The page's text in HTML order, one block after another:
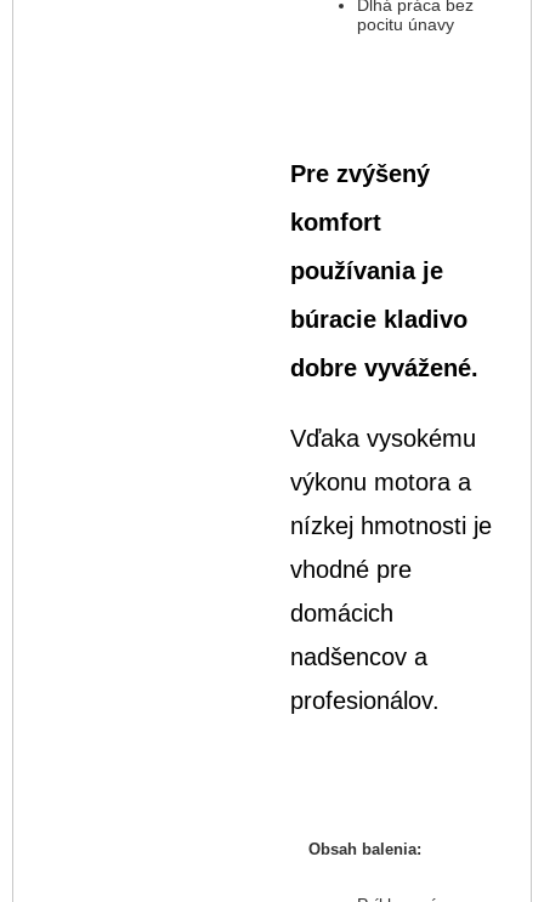
Dlhá práca bez
pocitu únavy
Pre zvýšený
komfort
používania je
búracie kladivo
dobre vyvážené.
Vďaka vysokému
výkonu motora a
nízkej hmotnosti je
vhodné pre
domácich
nadšencov a
profesionálov.
Obsah balenia: